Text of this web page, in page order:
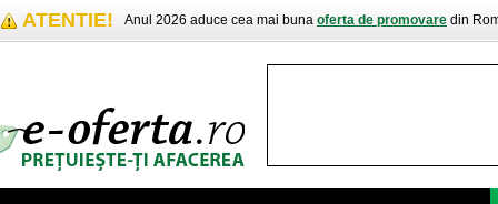
ATENTIE! Anul 2026 aduce cea mai buna oferta de promovare din